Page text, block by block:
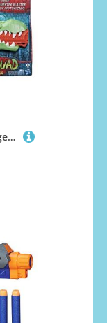
Nerf DinoSquad Rex-Rampage motorisierter Blaster, 10-Dart Clip-Magazin, 20 Nerf Darts, 10-Dart Aufbewahrung, T-Rex Dinosaurier Design